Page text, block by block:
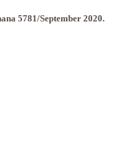
5781/September 2020.